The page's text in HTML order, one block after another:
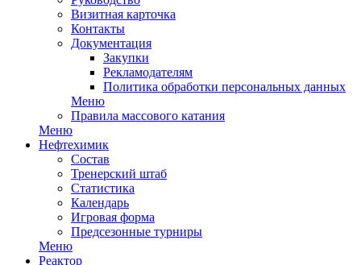
Визитная карточка
Контакты
Документация
Закупки
Рекламодателям
Политика обработки персональных данных
Меню
Правила массового катания
Меню
Нефтехимик
Состав
Тренерский штаб
Статистика
Календарь
Игровая форма
Предсезонные турниры
Меню
Реактор